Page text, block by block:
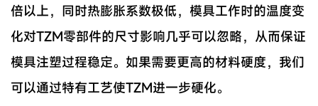
倍以上，同时热膨胀系数极低，模具工作时的温度变
化对TZM零部件的尺寸影响几乎可以忽略，从而保证
模具注塑过程稳定。如果需要更高的材料硬度，我们
可以通过特有工艺使TZM进一步硬化。